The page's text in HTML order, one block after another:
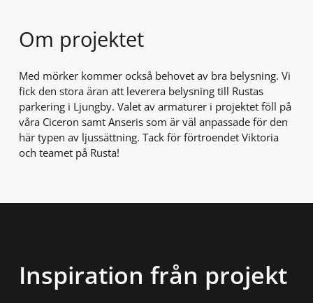
Om projektet
Med mörker kommer också behovet av bra belysning. Vi
fick den stora äran att leverera belysning till Rustas
parkering i Ljungby. Valet av armaturer i projektet föll på
våra Ciceron samt Anseris som är väl anpassade för den
här typen av ljussättning. Tack för förtroendet Viktoria
och teamet på Rusta!
Inspiration från projekt